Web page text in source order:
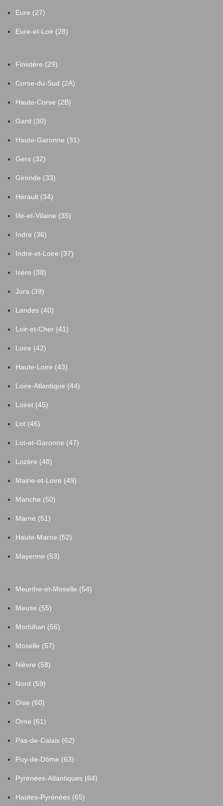
Eure (27)
Eure-et-Loir (28)
Finistère (29)
Corse-du-Sud (2A)
Haute-Corse (2B)
Gard (30)
Haute-Garonne (31)
Gers (32)
Gironde (33)
Hérault (34)
Ille-et-Vilaine (35)
Indre (36)
Indre-et-Loire (37)
Isère (38)
Jura (39)
Landes (40)
Loir-et-Cher (41)
Loire (42)
Haute-Loire (43)
Loire-Atlantique (44)
Loiret (45)
Lot (46)
Lot-et-Garonne (47)
Lozère (48)
Maine-et-Loire (49)
Manche (50)
Marne (51)
Haute-Marne (52)
Mayenne (53)
Meurthe-et-Moselle (54)
Meuse (55)
Morbihan (56)
Moselle (57)
Nièvre (58)
Nord (59)
Oise (60)
Orne (61)
Pas-de-Calais (62)
Puy-de-Dôme (63)
Pyrénées-Atlantiques (64)
Hautes-Pyrénées (65)